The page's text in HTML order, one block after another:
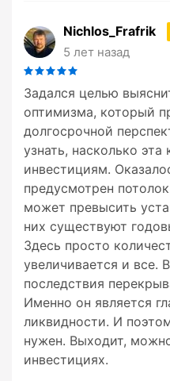
Nichlos_Frafrik
5 лет назад
Задался целью
оптимизма, который
долгосрочной
узнать, насколько
инвестициям.
предусмотрен
может превысить
них существуют
Здесь просто
увеличивается и все.
последствия
Именно он является
ликвидности. И
нужен. Выходит,
инвестициях.